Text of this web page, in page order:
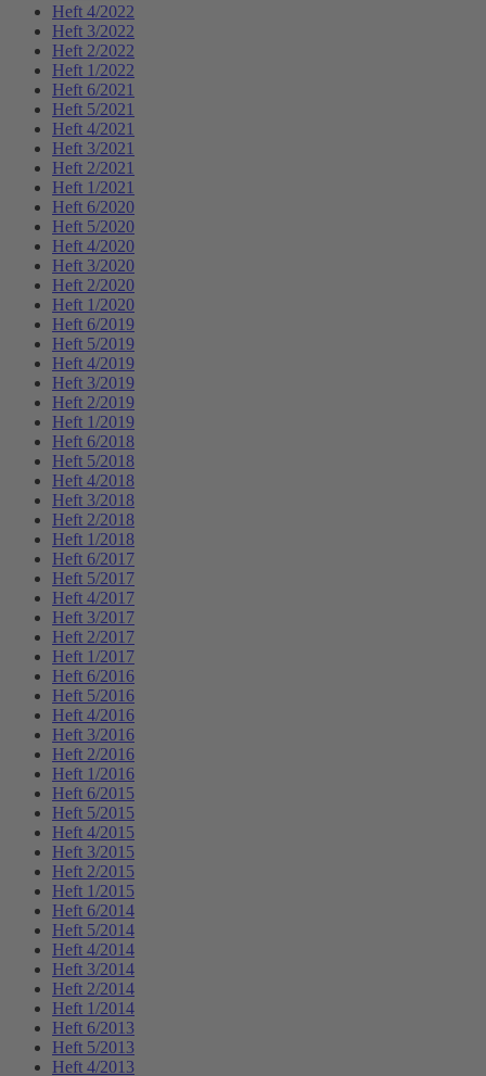
Heft 4/2022
Heft 3/2022
Heft 2/2022
Heft 1/2022
Heft 6/2021
Heft 5/2021
Heft 4/2021
Heft 3/2021
Heft 2/2021
Heft 1/2021
Heft 6/2020
Heft 5/2020
Heft 4/2020
Heft 3/2020
Heft 2/2020
Heft 1/2020
Heft 6/2019
Heft 5/2019
Heft 4/2019
Heft 3/2019
Heft 2/2019
Heft 1/2019
Heft 6/2018
Heft 5/2018
Heft 4/2018
Heft 3/2018
Heft 2/2018
Heft 1/2018
Heft 6/2017
Heft 5/2017
Heft 4/2017
Heft 3/2017
Heft 2/2017
Heft 1/2017
Heft 6/2016
Heft 5/2016
Heft 4/2016
Heft 3/2016
Heft 2/2016
Heft 1/2016
Heft 6/2015
Heft 5/2015
Heft 4/2015
Heft 3/2015
Heft 2/2015
Heft 1/2015
Heft 6/2014
Heft 5/2014
Heft 4/2014
Heft 3/2014
Heft 2/2014
Heft 1/2014
Heft 6/2013
Heft 5/2013
Heft 4/2013